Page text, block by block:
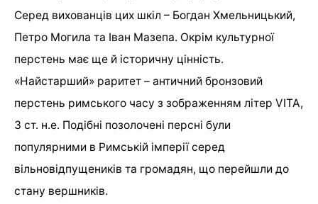
Серед вихованців цих шкіл – Богдан Хмельницький,
Петро Могила та Іван Мазепа. Окрім культурної
перстень має ще й історичну цінність.
«Найстарший» раритет – античний бронзовий
перстень римського часу з зображенням літер VITA,
3 ст. н.е. Подібні позолочені персні були
популярними в Римській імперії серед
вільновідпущеників та громадян, що перейшли до
стану вершників.